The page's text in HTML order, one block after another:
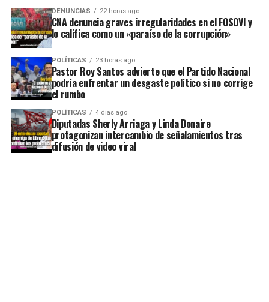
DENUNCIAS 22 horas ago
CNA denuncia graves irregularidades en el FOSOVI y
lo califica como un «paraíso de la corrupción»
POLÍTICAS 23 horas ago
Pastor Roy Santos advierte que el Partido Nacional
podría enfrentar un desgaste político si no corrige
el rumbo
POLÍTICAS 4 días ago
Diputadas Sherly Arriaga y Linda Donaire
protagonizan intercambio de señalamientos tras
difusión de video viral